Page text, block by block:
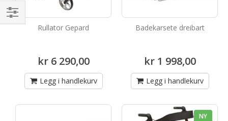
Rullator Gepard
kr 6 290,00
Legg i handlekurv
Badekarsete dreibart
kr 1 998,00
Legg i handlekurv
NY
Handle